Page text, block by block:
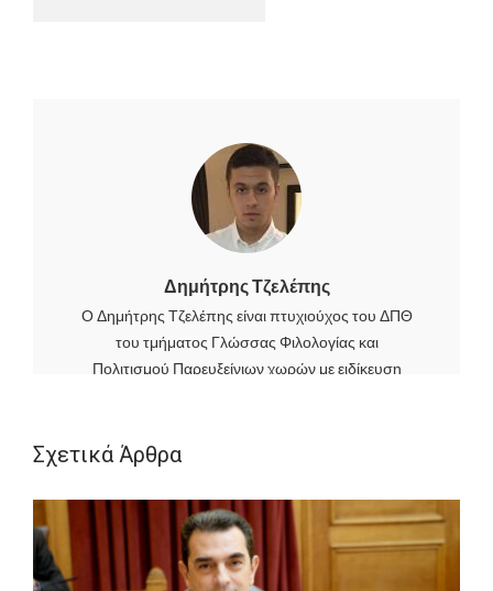
Δημήτρης Τζελέπης
Ο Δημήτρης Τζελέπης είναι πτυχιούχος του ΔΠΘ
του τμήματος Γλώσσας Φιλολογίας και
Πολιτισμού Παρευξείνιων χωρών με ειδίκευση
Ευρωπαϊκές Σπουδές Δίκαιο, Οικονομία, Πολιτική
τακτικά στην καθημερινή εφημερίδα Ελεύθερος
Τύπος και στην εφημερίδα της Κομοτηνής "Ο
Χρόνος". Στον ελεύθερο χρόνο του διαβάζει βιβλία,
κυρίως πολιτικής ιστορίας.
Σχετικά Άρθρα